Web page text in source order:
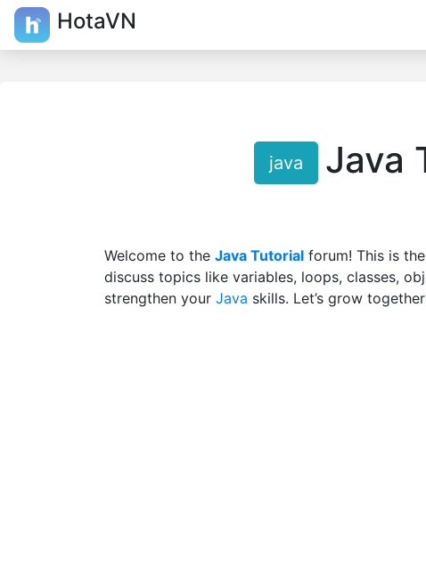
HotaVN
java Java
Welcome to the Java Tutorial forum! This is
discuss topics like variables, loops, classes,
strengthen your Java skills. Let’s grow